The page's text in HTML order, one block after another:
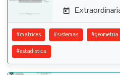

#matrices #sistemas #geometria
#estadistica